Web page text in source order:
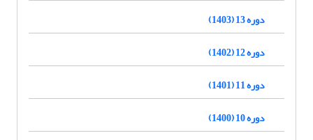
دوره 13 (1403)
دوره 12 (1402)
دوره 11 (1401)
دوره 10 (1400)